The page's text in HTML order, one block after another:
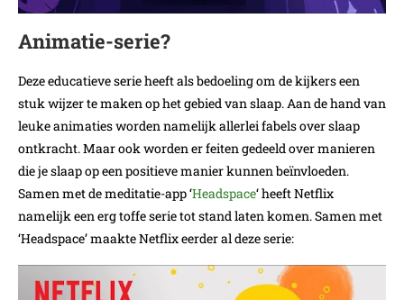
Animatie-serie?
Deze educatieve serie heeft als bedoeling om de kijkers een
stuk wijzer te maken op het gebied van slaap. Aan de hand van
leuke animaties worden namelijk allerlei fabels over slaap
ontkracht. Maar ook worden er feiten gedeeld over manieren
die je slaap op een positieve manier kunnen beïnvloeden.
Samen met de meditatie-app ‘Headspace‘ heeft Netflix
namelijk een erg toffe serie tot stand laten komen. Samen met
‘Headspace’ maakte Netflix eerder al deze serie: